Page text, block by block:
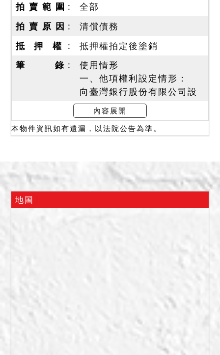
拍 賣 範 圍
全部
拍 賣 原 因
清償債務
抵 押 權
抵押權拍定後塗銷
筆 錄
使用情形
一、他項權利設定情形：
向臺灣銀行股份有限公司設
定最高限額抵押權擔保債權
總金額新臺幣396萬元。
向臺灣銀行股份有限公司設
向任金珠設定最高限額抵押
權擔保債權總金額新臺幣
二、民國114年6月5日履勘
的為2層樓建物，外牆掛有
除跡象，為粗糙坑洞牆面，
頭及廢棄物，二樓則堆放有
內容展開
本物件資訊如有遺漏，以法院公告為準。
地圖